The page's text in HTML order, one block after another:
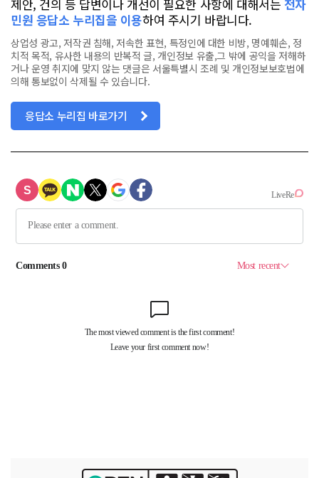
제안, 건의 등 답변이나 개선이 필요한 사항에 대해서는 전자
민원 응답소 누리집을 이용하여 주시기 바랍니다.
상업성 광고, 저작권 침해, 저속한 표현, 특정인에 대한 비방, 명예훼손, 정
치적 목적, 유사한 내용의 반복적 글, 개인정보 유출,그 밖에 공익을 저해하
거나 운영 취지에 맞지 않는 댓글은 서울특별시 조례 및 개인정보보호법에
의해 통보없이 삭제될 수 있습니다.
응답소 누리집 바로가기